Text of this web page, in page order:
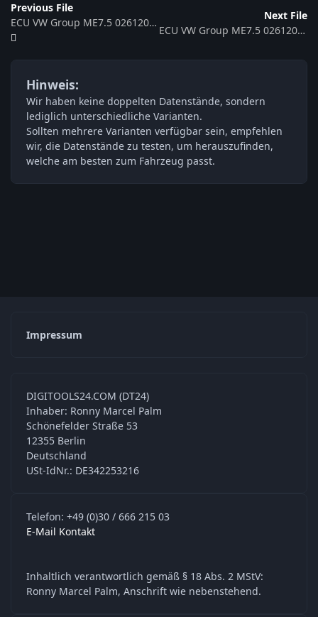
Previous File
ECU VW Group ME7.5 0261206450 4B0906018AL 352051
Next File
ECU VW Group ME7.5 0261206442 8L0906018K 352465
Hinweis:
Wir haben keine doppelten Datenstände, sondern
lediglich unterschiedliche Varianten.
Sollten mehrere Varianten verfügbar sein, empfehlen
wir, die Datenstände zu testen, um herauszufinden,
welche am besten zum Fahrzeug passt.
Impressum
DIGITOOLS24.COM (DT24)
Inhaber: Ronny Marcel Palm
Schönefelder Straße 53
12355 Berlin
Deutschland
USt-IdNr.: DE342253216
Telefon: +49 (0)30 / 666 215 03
E-Mail Kontakt
Inhaltlich verantwortlich gemäß § 18 Abs. 2 MStV:
Ronny Marcel Palm, Anschrift wie nebenstehend.